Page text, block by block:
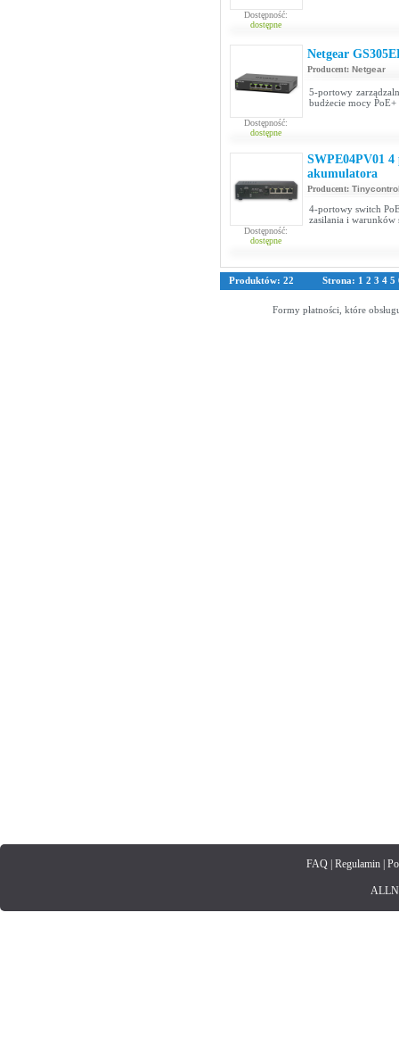
Dostępność:
dostępne
Dostępność:
dostępne
Netgear
Producent: Netgear
5-portowy
budżecie mocy PoE+
Dostępność:
dostępne
SWPE04PV01
akumulatora
Producent:
4-portowy switch
zasilania i warunków
Produktów: 22 Strona: 1 2 3 4 5
Formy płatności, które
FAQ| Regulamin|